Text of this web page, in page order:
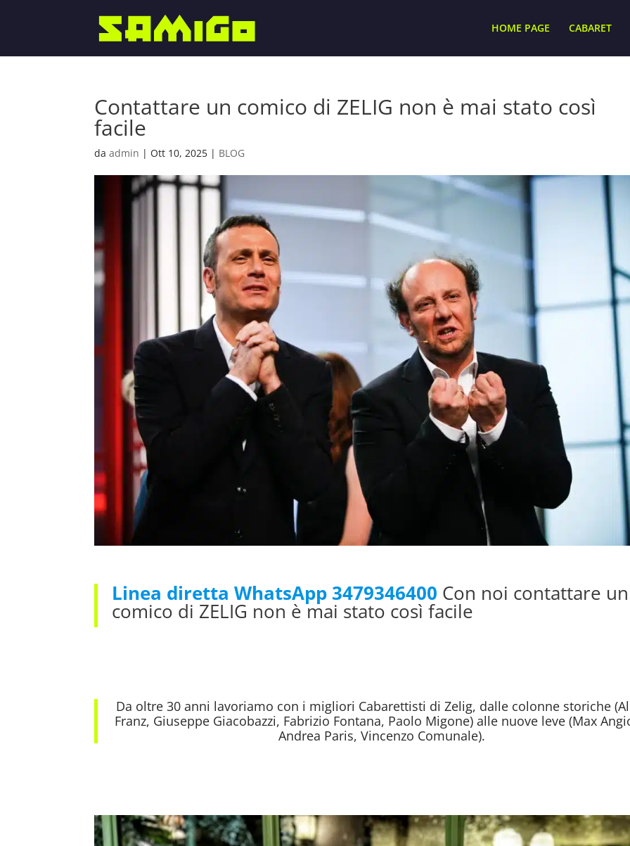
HOME PAGE CABARET
Contattare un comico di ZELIG non è mai stato così
facile
daadmin | Ott 10, 2025 | BLOG
Linea diretta WhatsApp 3479346400 Con noi contattare un
comico di ZELIG non è mai stato così facile
Da oltre 30 anni lavoriamo con i migliori Cabarettisti di Zelig, dalle colonne storiche
Franz, Giuseppe Giacobazzi, Fabrizio Fontana, Paolo Migone) alle nuove leve (Max
Andrea Paris, Vincenzo Comunale).